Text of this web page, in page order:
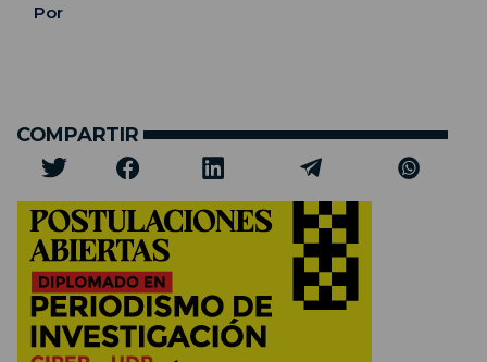
Por
COMPARTIR